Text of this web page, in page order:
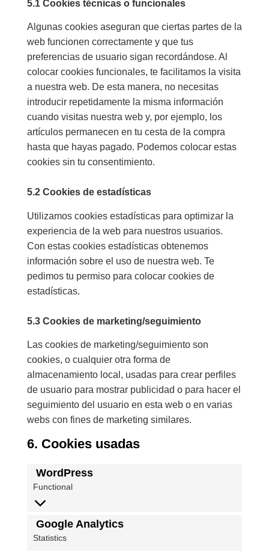
5.1 Cookies técnicas o funcionales
Algunas cookies aseguran que ciertas partes de la
web funcionen correctamente y que tus
preferencias de usuario sigan recordándose. Al
colocar cookies funcionales, te facilitamos la visita
a nuestra web. De esta manera, no necesitas
introducir repetidamente la misma información
cuando visitas nuestra web y, por ejemplo, los
artículos permanecen en tu cesta de la compra
hasta que hayas pagado. Podemos colocar estas
cookies sin tu consentimiento.
5.2 Cookies de estadísticas
Utilizamos cookies estadísticas para optimizar la
experiencia de la web para nuestros usuarios.
Con estas cookies estadísticas obtenemos
información sobre el uso de nuestra web. Te
pedimos tu permiso para colocar cookies de
estadísticas.
5.3 Cookies de marketing/seguimiento
Las cookies de marketing/seguimiento son
cookies, o cualquier otra forma de
almacenamiento local, usadas para crear perfiles
de usuario para mostrar publicidad o para hacer el
seguimiento del usuario en esta web o en varias
webs con fines de marketing similares.
6. Cookies usadas
WordPress
Functional
Google Analytics
Statistics